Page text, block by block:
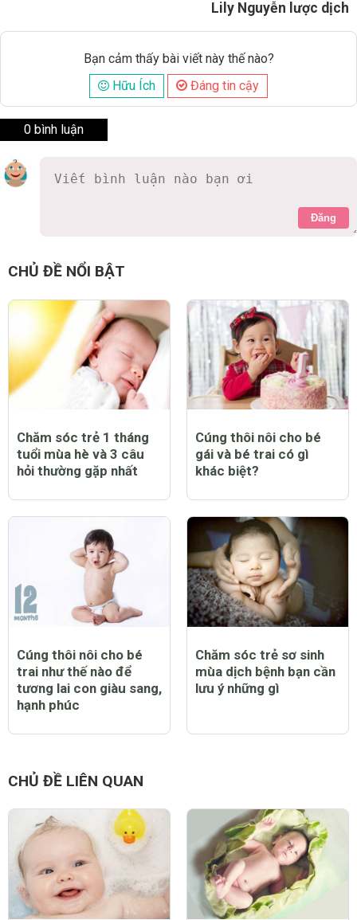
Lily Nguyễn lược dịch
Bạn cảm thấy bài viết này thế nào?
Hữu Ích
Đáng tin cậy
0 bình luận
Đăng
CHỦ ĐỀ NỔI BẬT
Chăm sóc trẻ 1 tháng
tuổi mùa hè và 3 câu
hỏi thường gặp nhất
Cúng thôi nôi cho bé
gái và bé trai có gì
khác biệt?
Cúng thôi nôi cho bé
trai như thế nào để
tương lai con giàu sang,
hạnh phúc
Chăm sóc trẻ sơ sinh
mùa dịch bệnh bạn cần
lưu ý những gì
CHỦ ĐỀ LIÊN QUAN